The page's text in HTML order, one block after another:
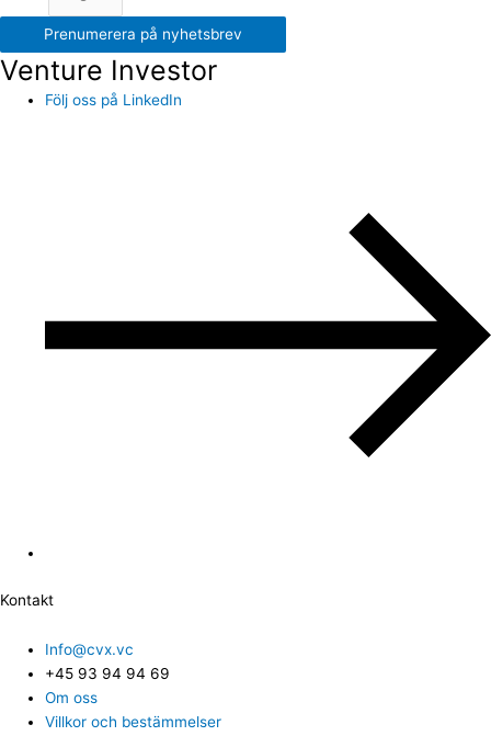
Prenumerera på nyhetsbrev
Venture Investor
Följ oss på LinkedIn
Kontakt
Info@cvx.vc
+45 93 94 94 69
Om oss
Villkor och bestämmelser